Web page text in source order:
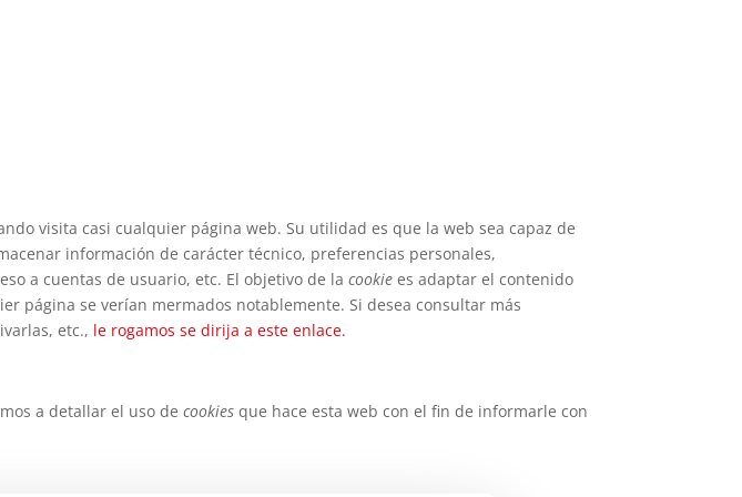
visita casi cualquier página web. Su utilidad es que la web sea capaz de
información de carácter técnico, preferencias personales,
a cuentas de usuario, etc. El objetivo de lacookie es adaptar el contenido
página se verían mermados notablemente. Si desea consultar más
etc., le rogamos se dirija a este enlace.
a detallar el uso decookies que hace esta web con el fin de informarle con